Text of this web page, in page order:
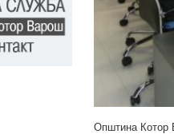
Општина Котор